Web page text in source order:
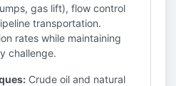
gas lift), flow control
transportation.
rates while maintaining
challenge.
Crude oil and natural